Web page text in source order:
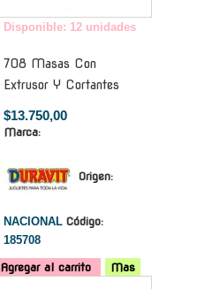
Disponible: 12 unidades
708 Masas Con
Extrusor Y Cortantes
$13.750,00
Marca:
Origen:
NACIONAL Código:
185708
Agregar al carrito
Mas